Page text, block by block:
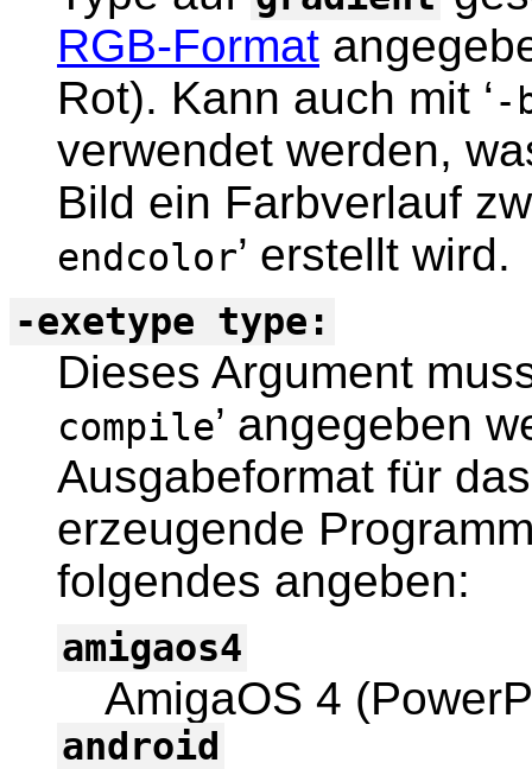
RGB-Format
Rot). Kann auch mit ‘-
verwendet werden,
Bild ein Farbverlauf
endcolor’ erstellt wird.
-exetype type:
Dieses Argument
compile’ angegeben
Ausgabeformat für
erzeugende
folgendes angeben:
amigaos4
AmigaOS 4
android